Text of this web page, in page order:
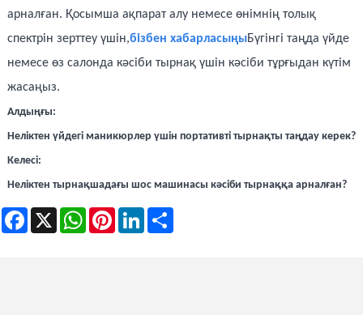
арналған. Қосымша ақпарат алу немесе өнімнің толық
спектрін зерттеу үшін,бізбен хабарласыңыБүгінгі таңда үйде
немесе өз салонда кәсіби тырнақ үшін кәсіби тұрғыдан күтім
жасаңыз.
Алдыңғы:
Неліктен үйдегі маникюрлер үшін портативті тырнақты таңдау керек?
Келесі:
Неліктен тырнақшадағы шос машинасы кәсіби тырнаққа арналған?
Facebook
X WhatsAppPinterestLinkedIn